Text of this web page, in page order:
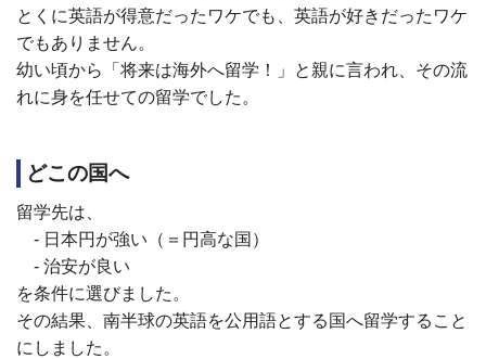
とくに英語が得意だったワケでも、英語が好きだったワケ
でもありません。
幼い頃から「将来は海外へ留学！」と親に言われ、その流
れに身を任せての留学でした。
どこの国へ
留学先は、
- 日本円が強い（＝円高な国）
- 治安が良い
を条件に選びました。
その結果、南半球の英語を公用語とする国へ留学すること
にしました。